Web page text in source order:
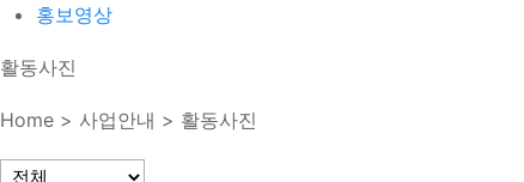
홍보영상
활동사진
Home > 사업안내 > 활동사진